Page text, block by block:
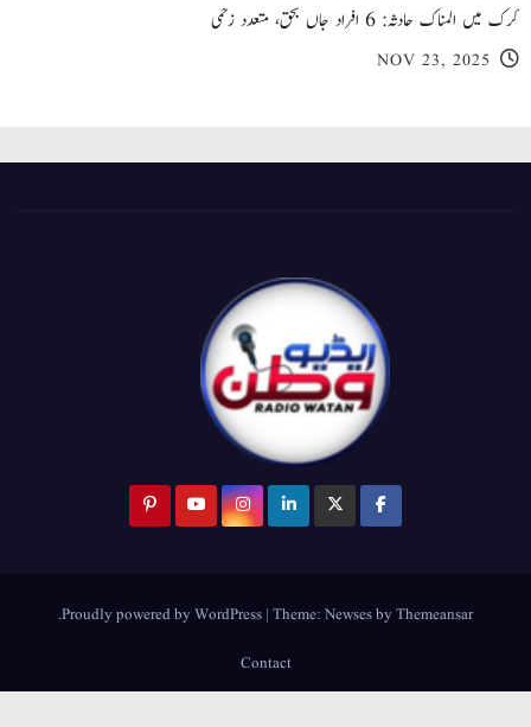
کرک میں المناک حادثہ: 6 افراد جاں بحق، متعدد زخمی
NOV 23, 2025
Proudly powered by WordPress |Theme:NewsesbyThemeansar
.
Contact